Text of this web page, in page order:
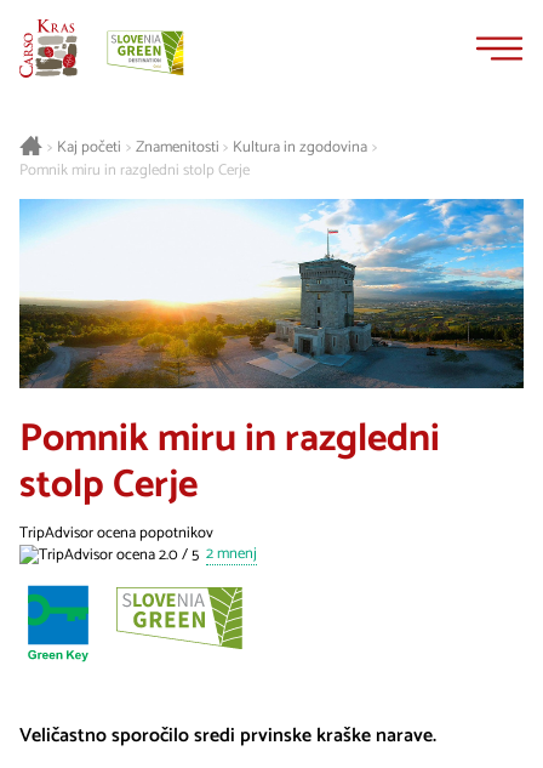
> Kaj početi > Znamenitosti > Kultura in zgodovina>
Pomnik miru in razgledni stolp Cerje
Pomnik miru in razgledni
stolp Cerje
TripAdvisor ocena popotnikov
2 mnenj
Veličastno sporočilo sredi prvinske kraške narave.